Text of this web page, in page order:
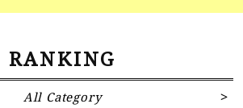
RANKING
All Category